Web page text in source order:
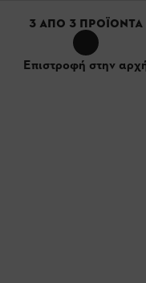
3 ΑΠΌ 3 ΠΡΟΪΌΝΤΑ
Επιστροφή στην